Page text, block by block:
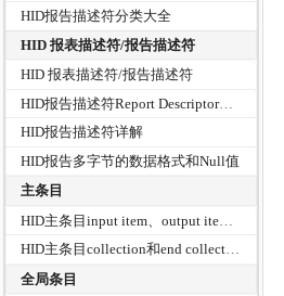
HID报告描述符分类大全
HID 报表描述符/报告描述符
HID 报表描述符/报告描述符
HID报告描述符Report Descriptor解析分析
HID报告描述符详解
HID报告多字节的数据格式和Null值
主条目
HID主条目collection和end collection详解
全局条目